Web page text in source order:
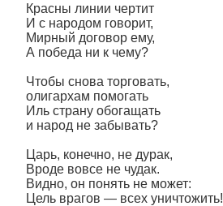
Красны линии чертит
И с народом говорит,
Мирный договор ему,
А победа ни к чему?
Чтобы снова торговать,
олигархам помогать
Иль страну обогащать
и народ не забывать?
Царь, конечно, не дурак,
Вроде вовсе не чудак.
Видно, он понять не может:
Цель врагов — всех уничтожить!